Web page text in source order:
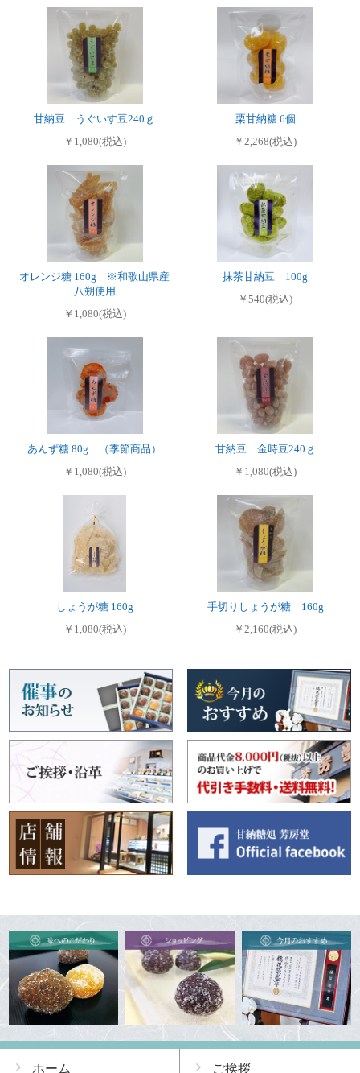
甘納豆 うぐいす豆240ｇ
￥1,080(税込)
栗甘納糖 6個
￥2,268(税込)
オレンジ糖 160g ※和歌山県産
八朔使用
￥1,080(税込)
抹茶甘納豆 100g
￥540(税込)
あんず糖 80g （季節商品）
￥1,080(税込)
甘納豆 金時豆240ｇ
￥1,080(税込)
しょうが糖 160g
￥1,080(税込)
手切りしょうが糖 160g
￥2,160(税込)
ホーム ご挨拶